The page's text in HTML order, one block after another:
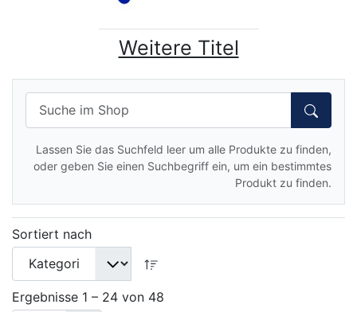
Weitere Titel
Lassen Sie das Suchfeld leer um alle Produkte zu finden,
oder geben Sie einen Suchbegriff ein, um ein bestimmtes
Produkt zu finden.
Sortiert nach
Ergebnisse 1 – 24 von 48